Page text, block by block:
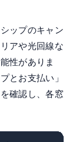
ップのキャン
アや光回線な
性がありま
とお支払い」
確認し、各窓